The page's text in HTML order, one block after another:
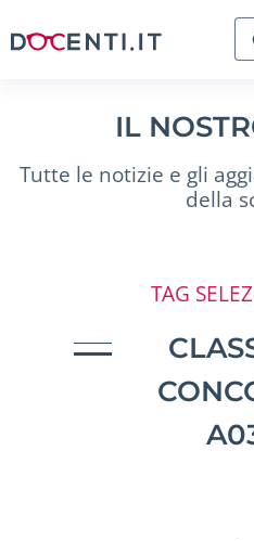
IL
Tutte le notizie e gli
della
TAG